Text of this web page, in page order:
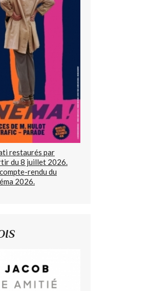
restaurés par
du 8 juillet 2026.
rendu du
2026.